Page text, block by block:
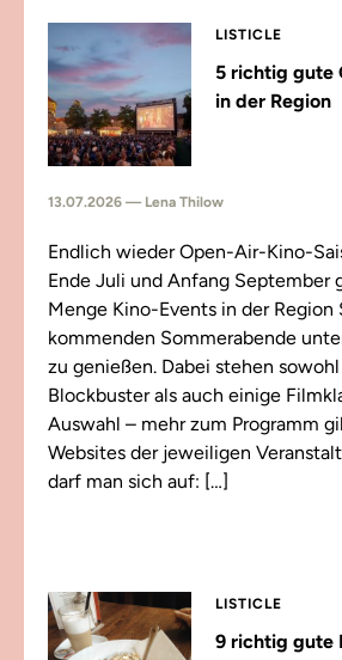
LISTICLE
5 richtig gute
in der Region
13.07.2026 — Lena Thilow
Endlich wieder Open-Air-Kino-
Ende Juli und Anfang September
Menge Kino-Events in der
kommenden Sommerabende
zu genießen. Dabei stehen
Blockbuster als auch einige
Auswahl – mehr zum Programm
Websites der jeweiligen
darf man sich auf: […]
LISTICLE
9 richtig gute